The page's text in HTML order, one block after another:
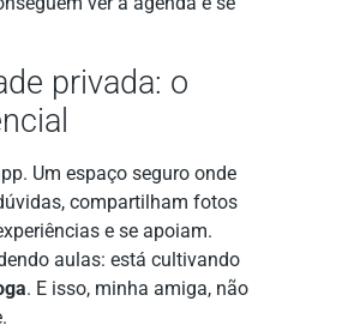
privada: o
Um espaço seguro onde
compartilham fotos
e se apoiam.
aulas: está cultivando
. E isso, minha amiga, não